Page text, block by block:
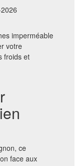
imperméable
votre
froids et
ce
face aux